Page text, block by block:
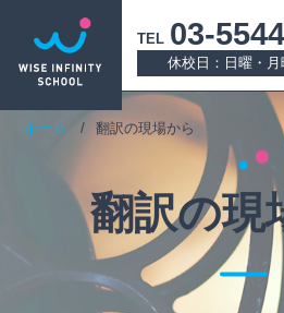
TEL 03-
休校日：日曜・月
ホーム 翻訳の現場から
翻訳の現